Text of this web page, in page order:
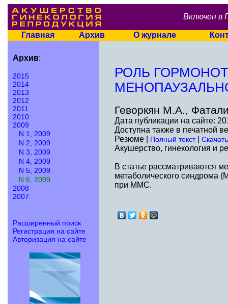
Включен в
Главная Архив О журнале
Архив:
2015
2014
2013
2012
2011
2010
2009
N 1, 2009
N 2, 2009
N 3, 2009
N 4, 2009
N 5, 2009
N 6, 2009
2008
2007
Расширенный поиск
Регистрация на сайте
Авторизация на сайте
РОЛЬ
Геворкян М.А.,
Дата публикации на сайте:
Доступна также в печатной
Резюме | Полный текст|
Акушерство, гинекология и
В статье рассматриваются
метаболического синдрома
при ММС.